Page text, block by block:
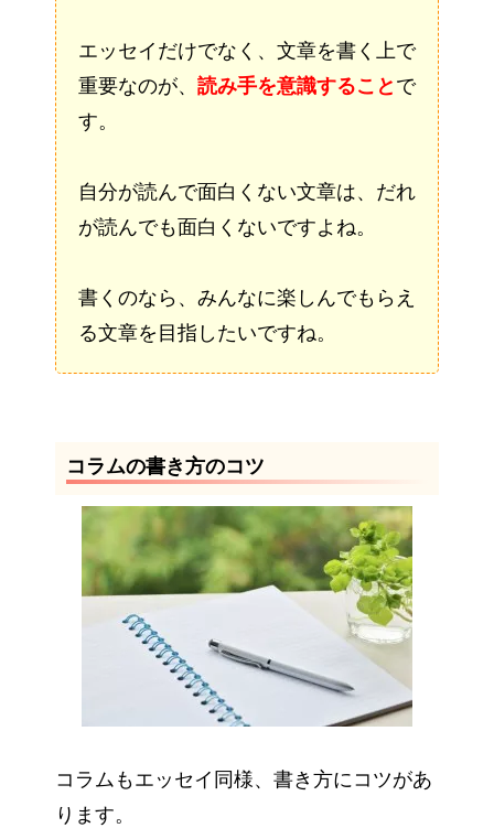
エッセイだけでなく、文章を書く上で
重要なのが、 読み手を意識すること で
す。
自分が読んで面白くない文章は、だれ
が読んでも面白くないですよね。
書くのなら、みんなに楽しんでもらえ
る文章を目指したいですね。
コラムの書き方のコツ
コラムもエッセイ同様、書き方にコツがあ
ります。